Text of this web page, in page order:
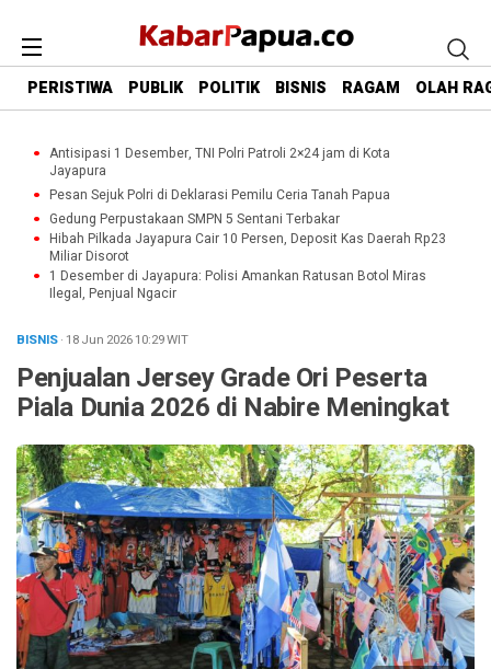
PERISTIWA PUBLIK POLITIK BISNIS RAGAM OLAH
Antisipasi 1 Desember, TNI Polri Patroli 2×24 jam di Kota
Jayapura
Pesan Sejuk Polri di Deklarasi Pemilu Ceria Tanah Papua
Gedung Perpustakaan SMPN 5 Sentani Terbakar
Hibah Pilkada Jayapura Cair 10 Persen, Deposit Kas Daerah Rp23
Miliar Disorot
1 Desember di Jayapura: Polisi Amankan Ratusan Botol Miras
Ilegal, Penjual Ngacir
BISNIS· 18 Jun 202610:29WIT
Penjualan Jersey Grade Ori Peserta
Piala Dunia 2026 di Nabire Meningkat